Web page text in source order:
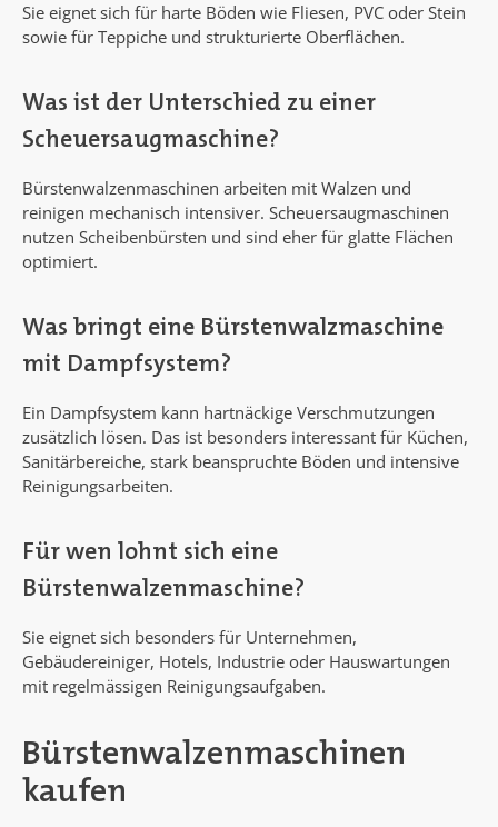
Sie eignet sich für harte Böden wie Fliesen, PVC oder Stein
sowie für Teppiche und strukturierte Oberflächen.
Was ist der Unterschied zu einer
Scheuersaugmaschine?
Bürstenwalzenmaschinen arbeiten mit Walzen und
reinigen mechanisch intensiver. Scheuersaugmaschinen
nutzen Scheibenbürsten und sind eher für glatte Flächen
optimiert.
Was bringt eine Bürstenwalzmaschine
mit Dampfsystem?
Ein Dampfsystem kann hartnäckige Verschmutzungen
zusätzlich lösen. Das ist besonders interessant für Küchen,
Sanitärbereiche, stark beanspruchte Böden und intensive
Reinigungsarbeiten.
Für wen lohnt sich eine
Bürstenwalzenmaschine?
Sie eignet sich besonders für Unternehmen,
Gebäudereiniger, Hotels, Industrie oder Hauswartungen
mit regelmässigen Reinigungsaufgaben.
Bürstenwalzenmaschinen
kaufen